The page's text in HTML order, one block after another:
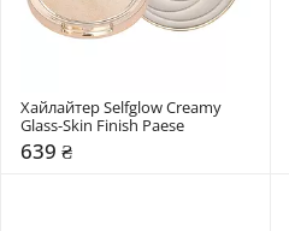
Хайлайтер Selfglow Creamy
Glass-Skin Finish Paese
639 ₴